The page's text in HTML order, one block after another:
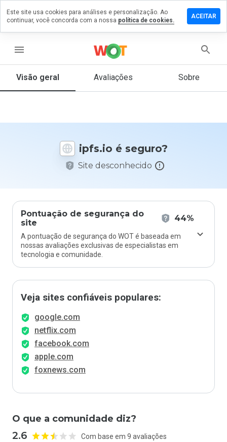
menu
Visão geral Avaliações Sobre
ipfs.io é seguro?
Site desconhecido
Pontuação de segurança do
site
44%
A pontuação de segurança do WOT é baseada em
nossas avaliações exclusivas de especialistas em
tecnologia e comunidade.
Veja sites confiáveis populares:
google.com
netflix.com
facebook.com
apple.com
foxnews.com
O que a comunidade diz?
2.6 Com base em 9 avaliações
um
ipfs.io
De 1
nota
Este site usa cookies para análises e personalização. Ao
continuar, você concorda com a nossa política de cookies.
ACEITAR